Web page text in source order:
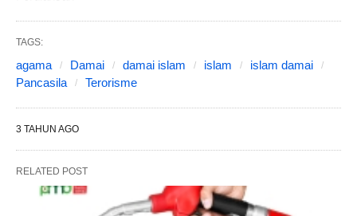
TAGS:
agama Damai damai islam islam
islam damai
Pancasila
Terorisme
3 TAHUN AGO
RELATED POST